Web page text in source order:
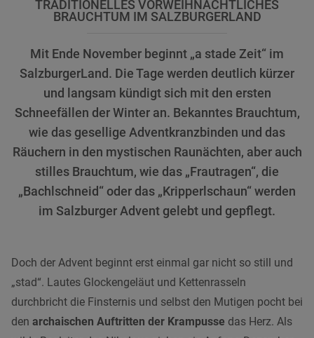
TRADITIONELLES VORWEIHNACHTLICHES
BRAUCHTUM IM SALZBURGERLAND
Mit Ende November beginnt „a stade Zeit“ im
SalzburgerLand. Die Tage werden deutlich kürzer
und langsam kündigt sich mit den ersten
Schneefällen der Winter an. Bekanntes Brauchtum,
wie das gesellige Adventkranzbinden und das
Räuchern in den mystischen Raunächten, aber auch
stilles Brauchtum, wie das „Frautragen“, die
„Bachlschneid“ oder das „Kripperlschaun“ werden
im Salzburger Advent gelebt und gepflegt.
Doch der Advent beginnt erst einmal gar nicht so still und
„stad“. Lautes Glockengeläut und Kettenrasseln
durchbricht die Finsternis und selbst den Mutigen pocht bei
den archaischen Auftritten der Krampusse das Herz. Als